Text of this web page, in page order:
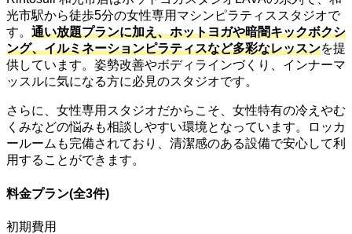
光市駅から徒歩5分の女性専用マシンピラティススタジオで
す。 通い放題プランに加え、ホットヨガや暗闇キックボクシ
ング、イルミネーションピラティスなど多彩なレッスンを提
供しています。姿勢改善やボディラインづくり、インナーマ
ッスルに気になる方に必見のスタジオです。
さらに、女性専用スタジオだからこそ、女性特有の冷えやむ
くみなどの悩みも相談しやすい環境となっています。ロッカ
ールームも完備されており、清潔感のある設備で安心して利
用することができます。
料金プラン(全3件)
初期費用